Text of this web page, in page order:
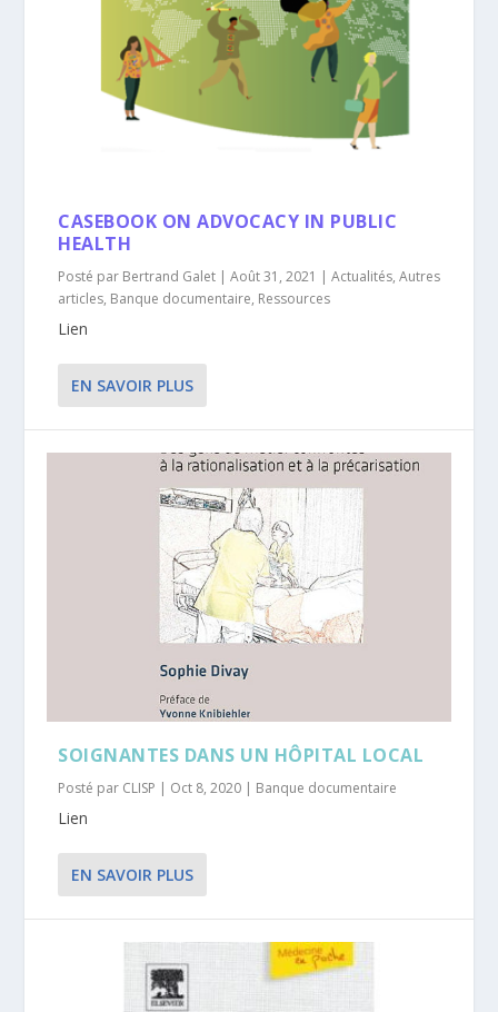
CASEBOOK ON ADVOCACY IN PUBLIC
HEALTH
Posté par Bertrand Galet |Août 31, 2021 |Actualités,Autres
articles, Banque documentaire, Ressources
Lien
EN SAVOIR PLUS
SOIGNANTES DANS UN HÔPITAL LOCAL
Posté par CLISP | Oct 8, 2020 | Banque documentaire
Lien
EN SAVOIR PLUS